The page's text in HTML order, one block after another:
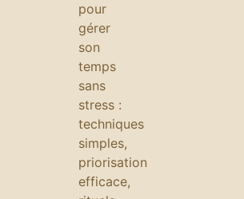
pour
gérer
son
temps
sans
stress :
techniques
simples,
priorisation
efficace,